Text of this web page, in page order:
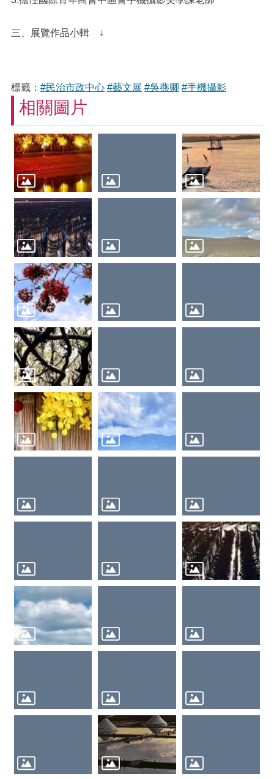
三、展覽作品小輯 ↓
標籤： #民治市政中心 #藝文展 #吳燕卿 #手機攝影
相關圖片